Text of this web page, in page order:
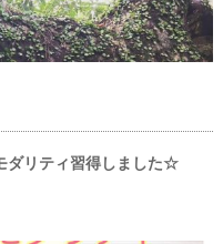
ダリティ習得しました☆